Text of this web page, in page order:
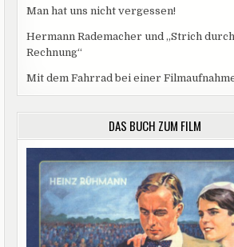
Man hat uns nicht vergessen!
Hermann Rademacher und „Strich
Rechnung“
Mit dem Fahrrad bei einer
DAS BUCH ZUM FILM